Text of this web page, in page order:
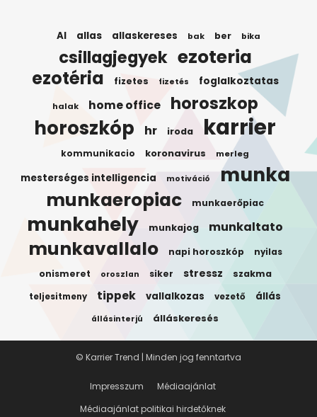
AI allas allaskereses bak ber bika
csillagjegyek ezoteria
ezotéria fizetes fizetés foglalkoztatas
halak home office horoszkop
horoszkóp hr iroda karrier
kommunikacio koronavirus merleg
mesterséges intelligencia motiváció munka
munkaeropiac munkaerőpiac
munkahely munkajog munkaltato
munkavallalo napi horoszkóp nyilas
onismeret oroszlan siker stressz szakma
teljesitmeny tippek vallalkozas vezető állás
állásinterjú álláskeresés
Impresszum
Médiaajánlat
Médiaajánlat politikai hirdetőknek
© Karrier Trend | Minden jog fenntartva